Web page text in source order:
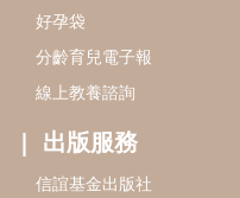
信誼幼兒文學獎
信誼兒童動畫獎
小袋鼠說故事劇團
service@hsin-yi.org.tw
信誼好好育兒